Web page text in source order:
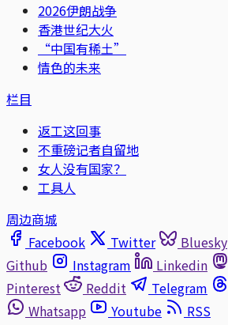
2026伊朗战争
香港世纪大火
“中国有稀土”
情色的未来
栏目
返工这回事
不重磅记者自留地
女人没有国家？
工具人
周边商城
Facebook
Twitter Bluesky
Github
Instagram Linkedin
Pinterest
Reddit Telegram
Whatsapp
Youtube
RSS